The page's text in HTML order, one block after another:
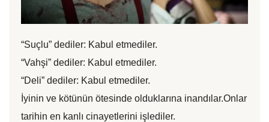
“Suçlu” dediler: Kabul etmediler.
“Vahşi” dediler: Kabul etmediler.
“Deli” dediler: Kabul etmediler.
İyinin ve kötünün ötesinde olduklarına inandılar.Onlar
tarihin en kanlı cinayetlerini işlediler.